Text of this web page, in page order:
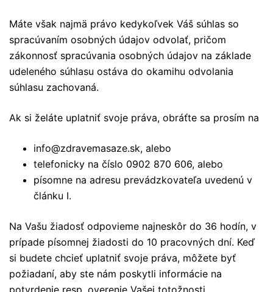
Máte však najmä právo kedykoľvek Váš súhlas so
spracúvaním osobných údajov odvolať, pričom
zákonnosť spracúvania osobných údajov na základe
udeleného súhlasu ostáva do okamihu odvolania
súhlasu zachovaná.
Ak si želáte uplatniť svoje práva, obráťte sa prosím na
info@zdravemasaze.sk, alebo
telefonicky na číslo 0902 870 606, alebo
písomne na adresu prevádzkovateľa uvedenú v
článku I.
Na Vašu žiadosť odpovieme najneskôr do 36 hodín, v
prípade písomnej žiadosti do 10 pracovných dní. Keď
si budete chcieť uplatniť svoje práva, môžete byť
požiadaní, aby ste nám poskytli informácie na
potvrdenie resp. overenie Vašej totožnosti.